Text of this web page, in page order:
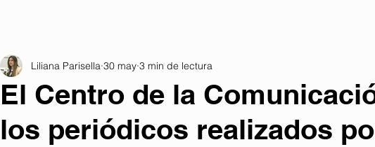
El Centro de la
los periódicos realizados
Liliana Parisella 30 may 3 min de lectura